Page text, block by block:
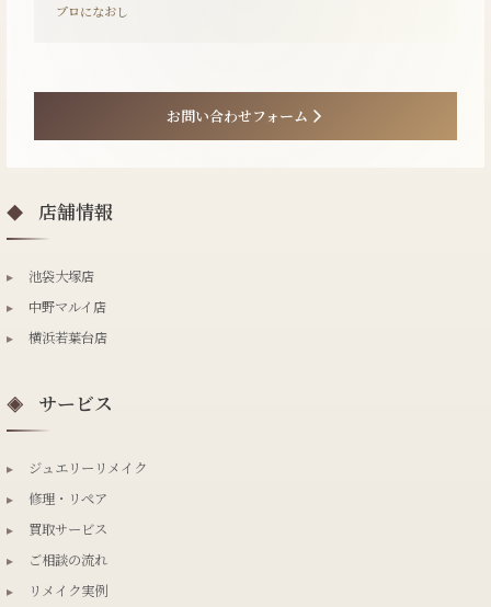
プロになおし
お問い合わせフォーム
◆ 店舗情報
▸
池袋大塚店
▸
中野マルイ店
▸
横浜若葉台店
◈ サービス
▸
ジュエリーリメイク
▸
修理・リペア
▸
買取サービス
▸
ご相談の流れ
▸
リメイク実例